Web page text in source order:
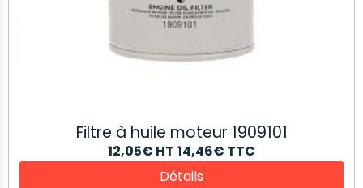
Filtre à huile moteur 1909101
12,05€ HT 14,46€ TTC
Détails